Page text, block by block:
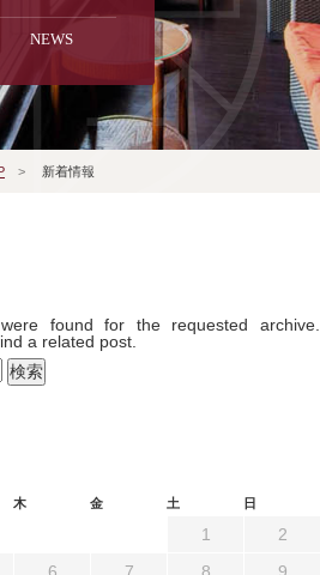
よくある質問
faq
宿泊予約
reservation
NEWS
> 新着情報
found for the requested archive.
a related post.
木 金 土 日
1
2